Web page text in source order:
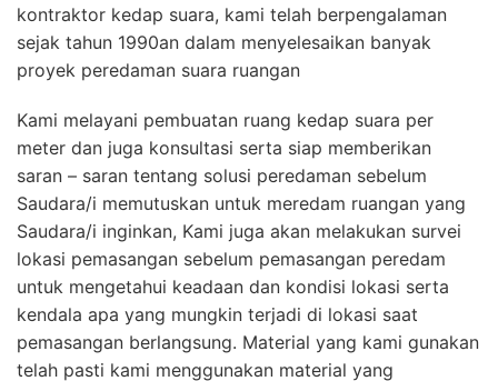
kontraktor kedap suara, kami telah berpengalaman
sejak tahun 1990an dalam menyelesaikan banyak
proyek peredaman suara ruangan
Kami melayani pembuatan ruang kedap suara per
meter dan juga konsultasi serta siap memberikan
saran – saran tentang solusi peredaman sebelum
Saudara/i memutuskan untuk meredam ruangan yang
Saudara/i inginkan, Kami juga akan melakukan survei
lokasi pemasangan sebelum pemasangan peredam
untuk mengetahui keadaan dan kondisi lokasi serta
kendala apa yang mungkin terjadi di lokasi saat
pemasangan berlangsung. Material yang kami gunakan
telah pasti kami menggunakan material yang